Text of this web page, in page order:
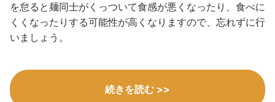
を怠ると麺同士がくっついて食感が悪くなったり、食べに
くくなったりする可能性が高くなりますので、忘れずに行
いましょう。
続きを読む >>